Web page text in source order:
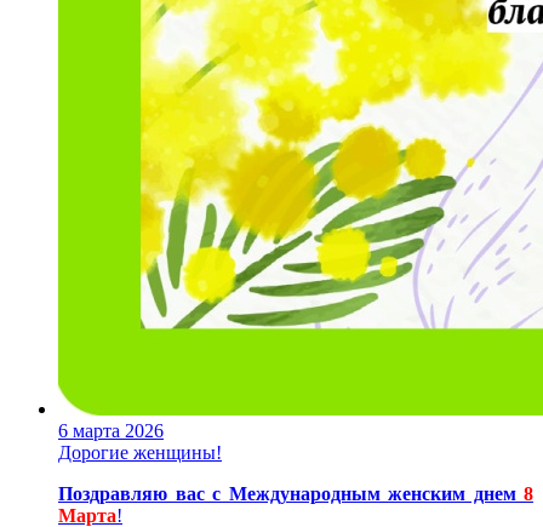
6 марта 2026
Дорогие женщины!
Поздравляю вас с Международным женским днем 8
Марта!